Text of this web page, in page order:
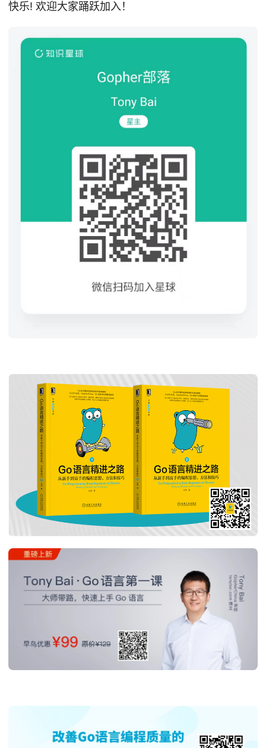
快乐! 欢迎大家踊跃加入！